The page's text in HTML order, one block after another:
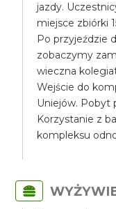
jazdy.
miejsce zbiórki
Po przyjeździe
zobaczymy
wieczna
Wejście do
Uniejów. Pobyt
Korzystanie z
kompleksu